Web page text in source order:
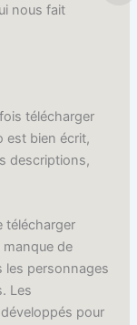
nous fait
télécharger
est bien écrit,
descriptions,
télécharger
de
les personnages
Les
pour